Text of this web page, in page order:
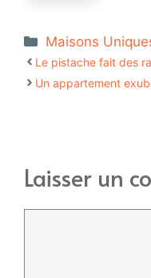
Catégories
Maisons
Le pistache fait des
Un appartement
Laisser un